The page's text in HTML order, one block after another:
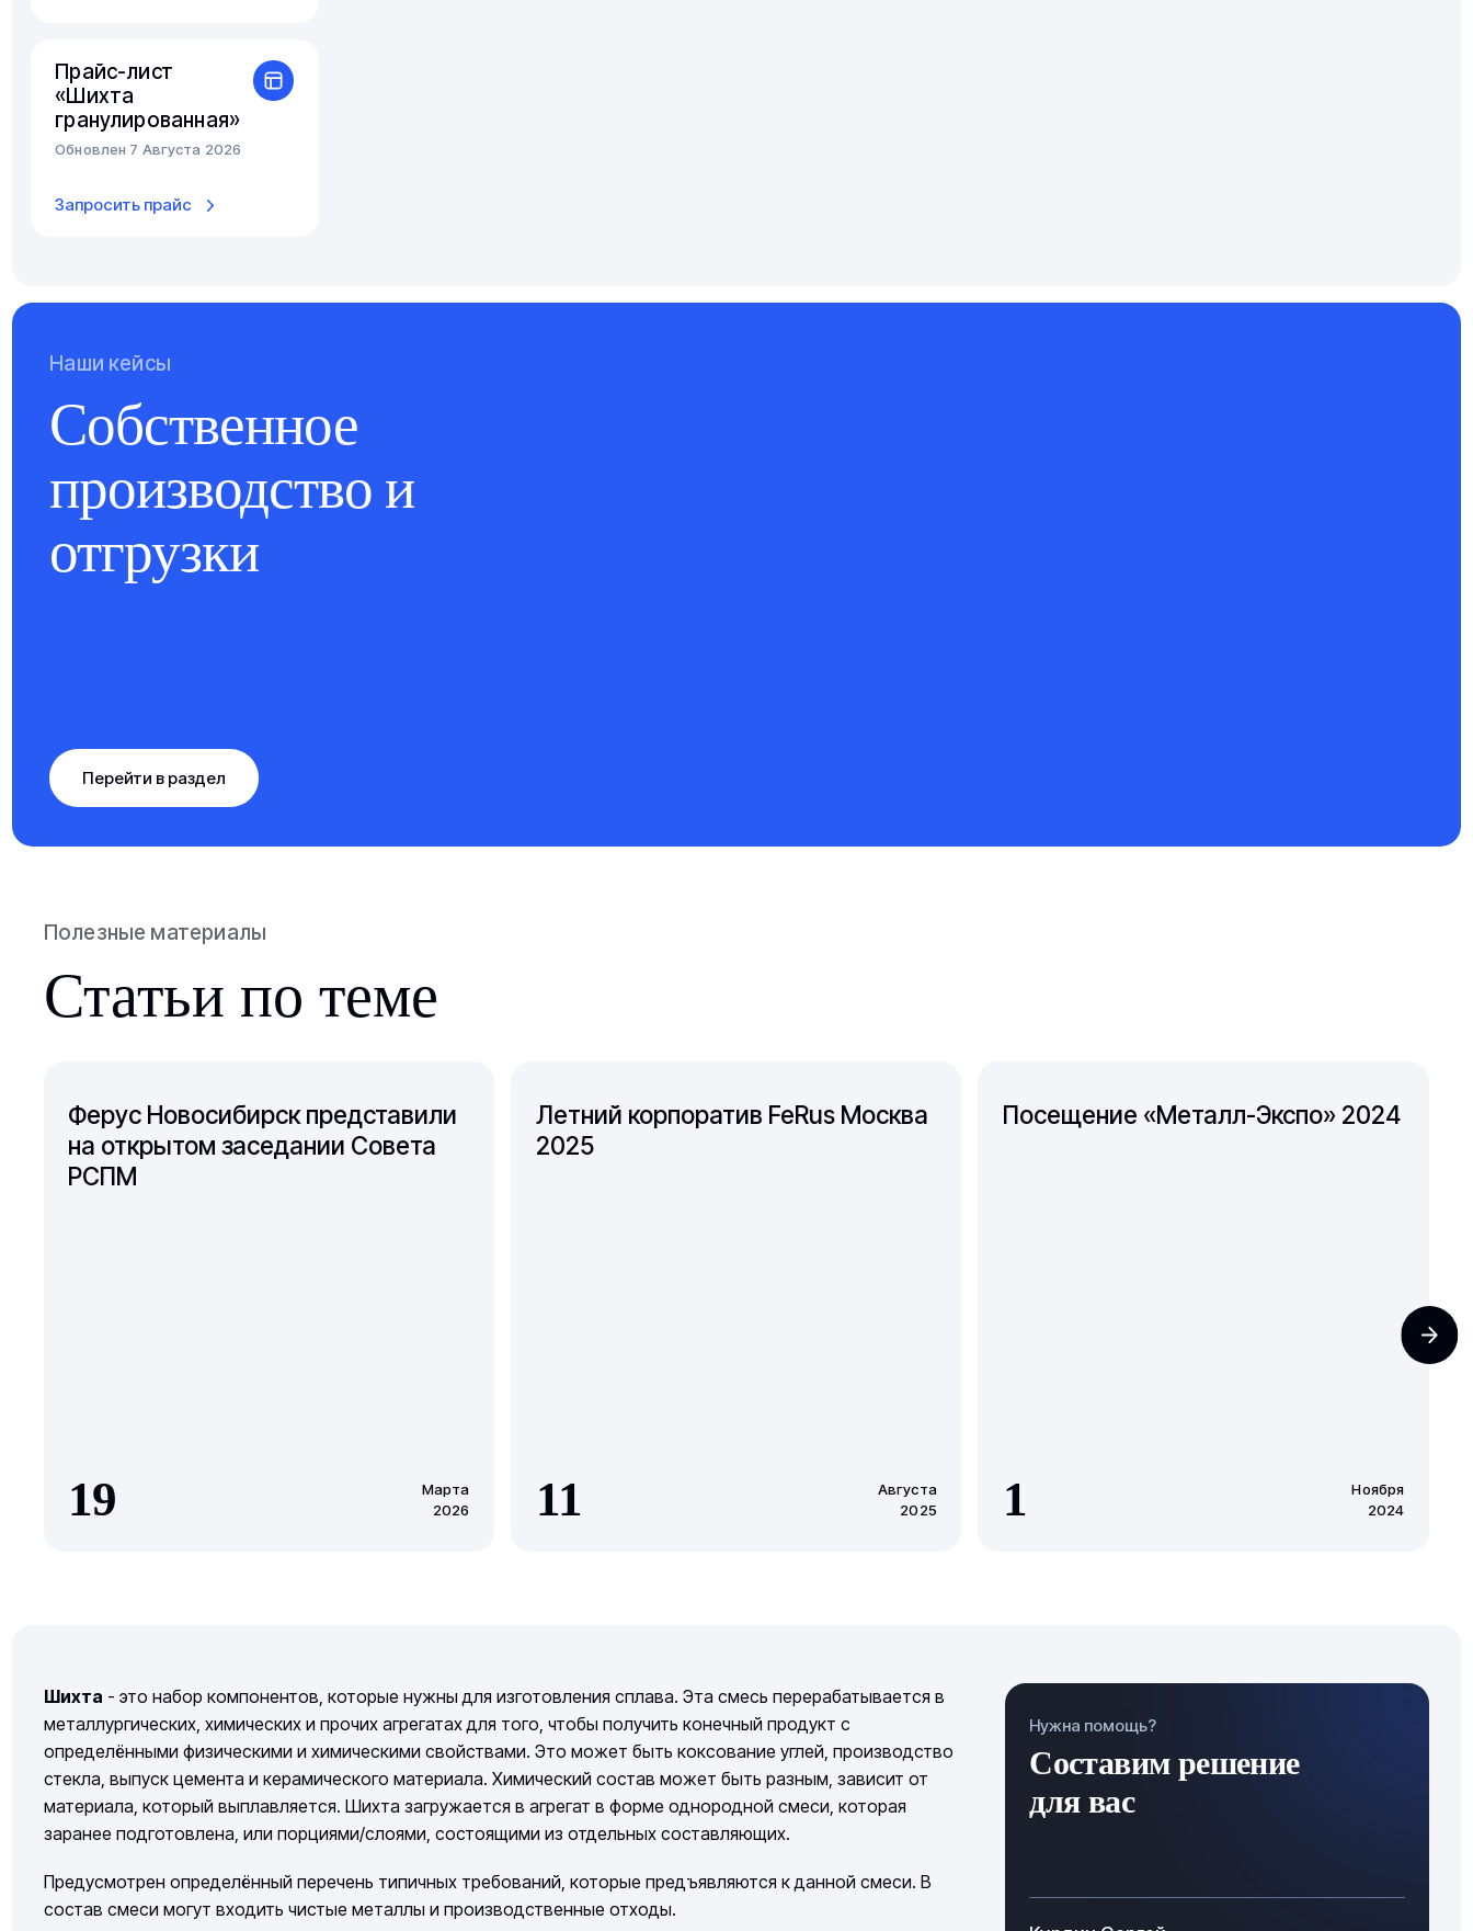
Прайс-лист
«Шихта
гранулированная»
Обновлен 7 Августа 2026
Запросить прайс
Наши кейсы
Собственное
производство и
отгрузки
Перейти в раздел
Полезные материалы
Статьи по теме
Ферус Новосибирск представили
на открытом заседании Совета
РСПМ
19
Марта
2026
Летний корпоратив FeRus Москва
2025
11
Августа
2025
Посещение «Металл-Экспо» 2024
1
Ноября
2024
Шихта - это набор компонентов, которые нужны для изготовления сплава. Эта смесь перерабатывается в
металлургических, химических и прочих агрегатах для того, чтобы получить конечный продукт с
определёнными физическими и химическими свойствами. Это может быть коксование углей, производство
стекла, выпуск цемента и керамического материала. Химический состав может быть разным, зависит от
материала, который выплавляется. Шихта загружается в агрегат в форме однородной смеси, которая
заранее подготовлена, или порциями/слоями, состоящими из отдельных составляющих.
Предусмотрен определённый перечень типичных требований, которые предъявляются к данной смеси. В
состав смеси могут входить чистые металлы и производственные отходы.
Нужна помощь?
Составим решение
для вас